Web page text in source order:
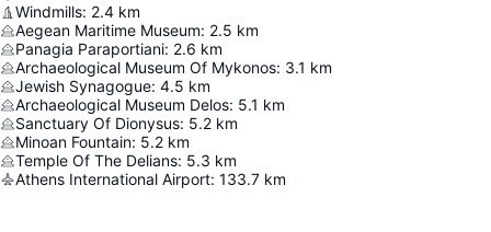
Windmills: 2.4 km
Aegean Maritime Museum: 2.5 km
Panagia Paraportiani: 2.6 km
Archaeological Museum Of Mykonos: 3.1 km
Jewish Synagogue: 4.5 km
Archaeological Museum Delos: 5.1 km
Sanctuary Of Dionysus: 5.2 km
Minoan Fountain: 5.2 km
Temple Of The Delians: 5.3 km
Athens International Airport: 133.7 km